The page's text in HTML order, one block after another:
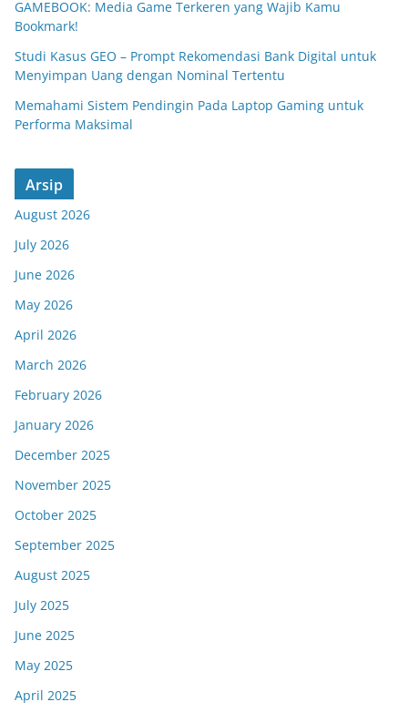
GAMEBOOK: Media Game Terkeren yang Wajib Kamu
Bookmark!
Studi Kasus GEO – Prompt Rekomendasi Bank Digital untuk
Menyimpan Uang dengan Nominal Tertentu
Memahami Sistem Pendingin Pada Laptop Gaming untuk
Performa Maksimal
Arsip
August 2026
July 2026
June 2026
May 2026
April 2026
March 2026
February 2026
January 2026
December 2025
November 2025
October 2025
September 2025
August 2025
July 2025
June 2025
May 2025
April 2025